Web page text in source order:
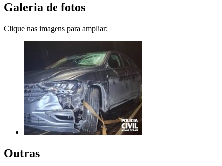
Galeria de fotos
Clique nas imagens para ampliar:
Outras